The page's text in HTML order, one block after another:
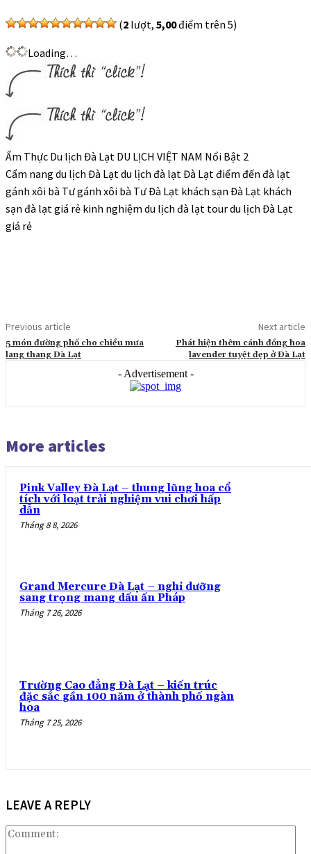
(2 lượt, 5,00điểm trên 5)
Loading…
Ẩm Thực Du lịch Đà Lạt DU LỊCH VIỆT NAM Nổi Bật 2
Cẩm nang du lịch Đà Lạt du lịch đà lạt Đà Lạt điểm đến đà lạt
gánh xôi bà Tư gánh xôi bà Tư Đà Lạt khách sạn Đà Lạt khách
sạn đà lạt giá rẻ kinh nghiệm du lịch đà lạt tour du lịch Đà Lạt
giá rẻ
Previous article
5 món đường phố cho chiều mưa
lang thang Đà Lạt
Next article
Phát hiện thêm cánh đồng hoa
lavender tuyệt đẹp ở Đà Lạt
- Advertisement -
More articles
Pink Valley Đà Lạt – thung lũng hoa cổ
tích với loạt trải nghiệm vui chơi hấp
dẫn
Tháng 8 8, 2026
Grand Mercure Đà Lạt – nghỉ dưỡng
sang trọng mang dấu ấn Pháp
Tháng 7 26, 2026
Trường Cao đẳng Đà Lạt – kiến trúc
đặc sắc gần 100 năm ở thành phố ngàn
hoa
Tháng 7 25, 2026
LEAVE A REPLY